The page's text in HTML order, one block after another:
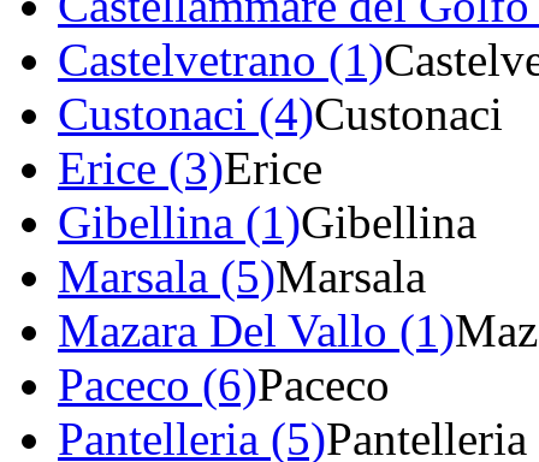
Castelvetrano (1)
Custonaci (4)Custonaci
Erice (3)Erice
Gibellina (1)Gibellina
Marsala (5)Marsala
Mazara Del Vallo (1)
Paceco (6)Paceco
Pantelleria (5)Pantelleria